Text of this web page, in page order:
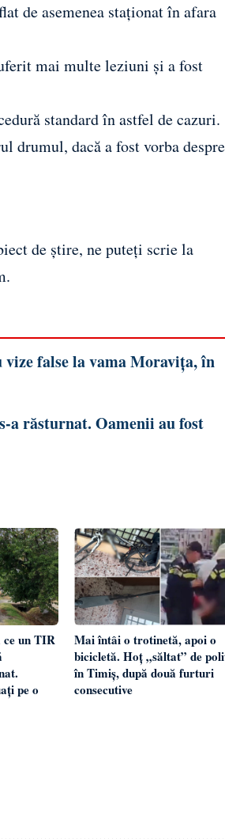
de asemenea staționat în afara
mai multe leziuni și a fost
standard în astfel de cazuri.
drumul, dacă a fost vorba despre
de știre, ne puteți scrie la
.
false la vama Moravița, în
a răsturnat. Oamenii au fost
ce un TIR
pe o
Mai întâi o trotinetă, apoi o
bicicletă. Hoț „săltat” de
în Timiș, după două furturi
consecutive